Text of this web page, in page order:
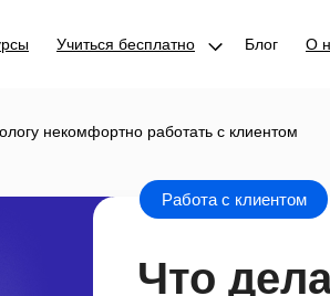
О
Учиться бесплатно Блог
некомфортно работать с клиентом
Что
Работа с клиентом